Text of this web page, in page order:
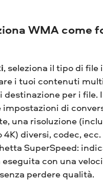
WMA come
, seleziona il tipo di file
i tuoi contenuti
destinazione per i file.
di
una risoluzione
4K) diversi, codec,
SuperSpeed:
con una
perdere qualità.